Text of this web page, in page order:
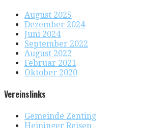
August 2025
Dezember 2024
Juni 2024
September 2022
August 2022
Februar 2021
Oktober 2020
Vereinslinks
Gemeinde Zenting
Heininger Reisen